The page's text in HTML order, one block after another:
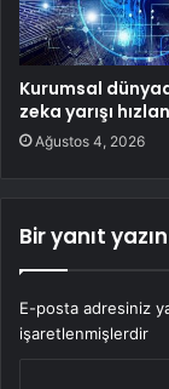
Kurumsal
zeka yarışı
Ağustos 4, 2026
Bir yanıt yazın
E-posta adresiniz
işaretlenmişlerdir